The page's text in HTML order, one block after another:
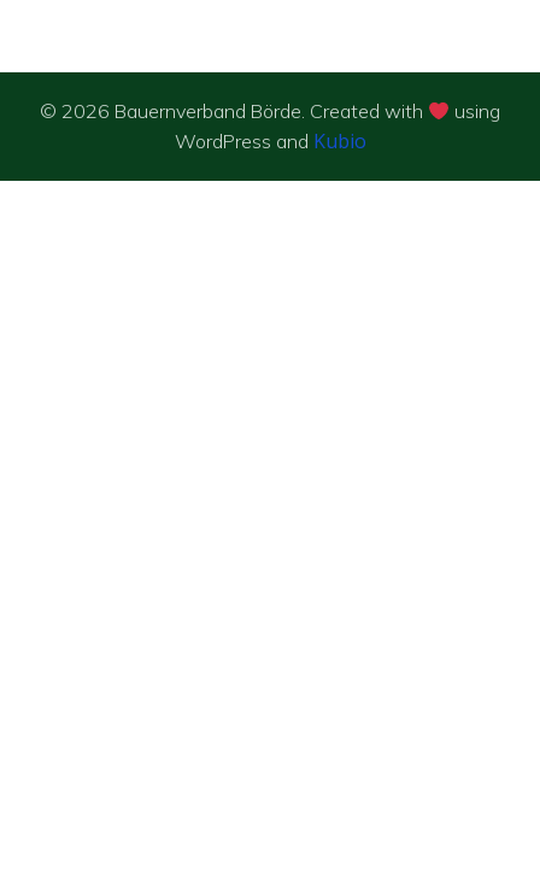
© 2026 Bauernverband Börde. Created with
using
WordPress and Kubio